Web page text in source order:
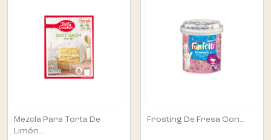
Mezcla Para Torta De
Limón...
Frosting De Fresa Con...